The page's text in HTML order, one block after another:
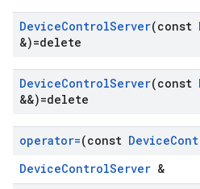
DeviceControlServer(const
&)=delete
DeviceControlServer(const
&&)=delete
operator=(const Device
DeviceControlServer &